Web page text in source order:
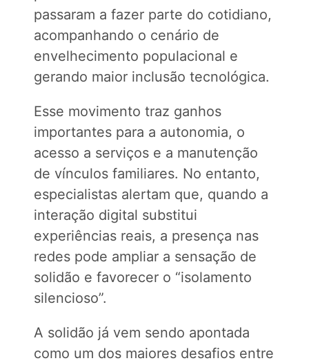
passaram a fazer parte do cotidiano,
acompanhando o cenário de
envelhecimento populacional e
gerando maior inclusão tecnológica.
Esse movimento traz ganhos
importantes para a autonomia, o
acesso a serviços e a manutenção
de vínculos familiares. No entanto,
especialistas alertam que, quando a
interação digital substitui
experiências reais, a presença nas
redes pode ampliar a sensação de
solidão e favorecer o “isolamento
silencioso”.
A solidão já vem sendo apontada
como um dos maiores desafios entre